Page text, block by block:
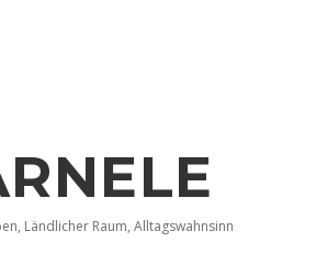
Ländlicher Raum, Alltagswahnsinn